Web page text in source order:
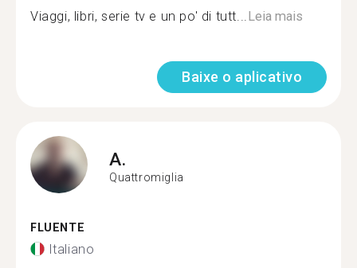
Viaggi, libri, serie tv e un po' di tutt...Leia mais
Baixe o aplicativo
A.
Quattromiglia
FLUENTE
Italiano